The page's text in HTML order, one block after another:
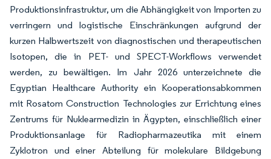
Produktionsinfrastruktur, um die Abhängigkeit von Importen zu
verringern und logistische Einschränkungen aufgrund der
kurzen Halbwertszeit von diagnostischen und therapeutischen
Isotopen, die in PET- und SPECT-Workflows verwendet
werden, zu bewältigen. Im Jahr 2026 unterzeichnete die
Egyptian Healthcare Authority ein Kooperationsabkommen
mit Rosatom Construction Technologies zur Errichtung eines
Zentrums für Nuklearmedizin in Ägypten, einschließlich einer
Produktionsanlage für Radiopharmazeutika mit einem
Zyklotron und einer Abteilung für molekulare Bildgebung